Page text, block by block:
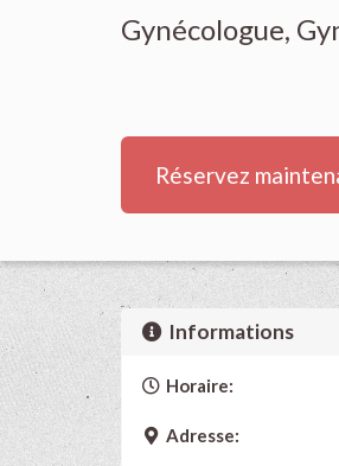
Gynécologue,
Réservez
Informations
Horaire:
Adresse: